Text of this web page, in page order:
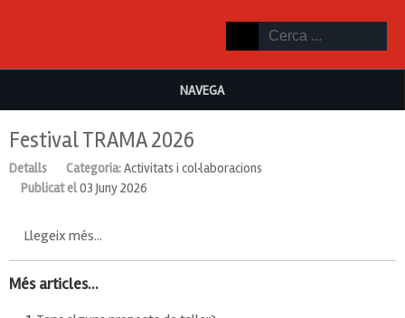
NAVEGA
Festival TRAMA 2026
Detalls Categoria:Activitats i col·laboracions
Publicat el03 Juny 2026
Llegeix més...
Més articles...